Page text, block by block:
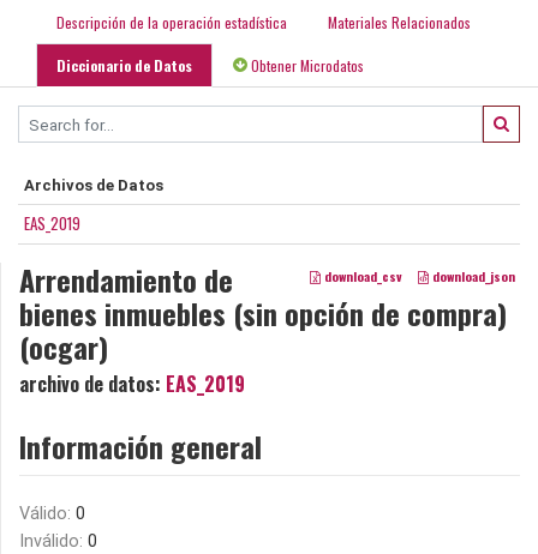
Descripción de la operación estadística Materiales Relacionados
Diccionario de Datos Obtener Microdatos
Archivos de Datos
EAS_2019
download_csv download_json
Arrendamiento de
bienes inmuebles (sin opción de compra)
(ocgar)
archivo de datos: EAS_2019
Información general
Válido: 0
Inválido: 0